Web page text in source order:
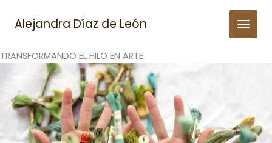
Alejandra Díaz de León
TRANSFORMANDO EL HILO EN ARTE